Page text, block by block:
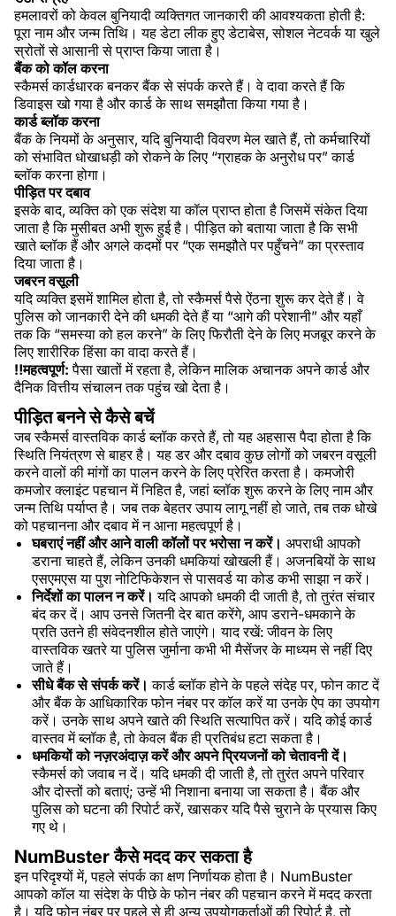
हमलावरों को केवल बुनियादी व्यक्तिगत जानकारी की आवश्यकता होती है:
पूरा नाम और जन्म तिथि। यह डेटा लीक हुए डेटाबेस, सोशल नेटवर्क या खुले
स्रोतों से आसानी से प्राप्त किया जाता है।
बैंक को कॉल करना
स्कैमर्स कार्डधारक बनकर बैंक से संपर्क करते हैं। वे दावा करते हैं कि
डिवाइस खो गया है और कार्ड के साथ समझौता किया गया है।
कार्ड ब्लॉक करना
बैंक के नियमों के अनुसार, यदि बुनियादी विवरण मेल खाते हैं, तो कर्मचारियों
को संभावित धोखाधड़ी को रोकने के लिए “ग्राहक के अनुरोध पर” कार्ड
ब्लॉक करना होगा।
पीड़ित पर दबाव
इसके बाद, व्यक्ति को एक संदेश या कॉल प्राप्त होता है जिसमें संकेत दिया
जाता है कि मुसीबत अभी शुरू हुई है। पीड़ित को बताया जाता है कि सभी
खाते ब्लॉक हैं और अगले कदमों पर “एक समझौते पर पहुँचने” का प्रस्ताव
दिया जाता है।
जबरन वसूली
यदि व्यक्ति इसमें शामिल होता है, तो स्कैमर्स पैसे ऐंठना शुरू कर देते हैं। वे
पुलिस को जानकारी देने की धमकी देते हैं या “आगे की परेशानी” और यहाँ
तक कि “समस्या को हल करने” के लिए फिरौती देने के लिए मजबूर करने के
लिए शारीरिक हिंसा का वादा करते हैं।
‼️महत्वपूर्ण: पैसा खातों में रहता है, लेकिन मालिक अचानक अपने कार्ड और
दैनिक वित्तीय संचालन तक पहुंच खो देता है।
पीड़ित बनने से कैसे बचें
जब स्कैमर्स वास्तविक कार्ड ब्लॉक करते हैं, तो यह अहसास पैदा होता है कि
स्थिति नियंत्रण से बाहर है। यह डर और दबाव कुछ लोगों को जबरन वसूली
करने वालों की मांगों का पालन करने के लिए प्रेरित करता है। कमजोरी
कमजोर क्लाइंट पहचान में निहित है, जहां ब्लॉक शुरू करने के लिए नाम और
जन्म तिथि पर्याप्त है। जब तक बेहतर उपाय लागू नहीं हो जाते, तब तक धोखे
को पहचानना और दबाव में न आना महत्वपूर्ण है।
घबराएं नहीं और आने वाली कॉलों पर भरोसा न करें। अपराधी आपको
डराना चाहते हैं, लेकिन उनकी धमकियां खोखली हैं। अजनबियों के साथ
एसएमएस या पुश नोटिफिकेशन से पासवर्ड या कोड कभी साझा न करें।
निर्देशों का पालन न करें। यदि आपको धमकी दी जाती है, तो तुरंत संचार
बंद कर दें। आप उनसे जितनी देर बात करेंगे, आप डराने-धमकाने के
प्रति उतने ही संवेदनशील होते जाएंगे। याद रखें: जीवन के लिए
वास्तविक खतरे या पुलिस जुर्माना कभी भी मैसेंजर के माध्यम से नहीं दिए
जाते हैं।
सीधे बैंक से संपर्क करें। कार्ड ब्लॉक होने के पहले संदेह पर, फोन काट दें
और बैंक के आधिकारिक फोन नंबर पर कॉल करें या उनके ऐप का उपयोग
करें। उनके साथ अपने खाते की स्थिति सत्यापित करें। यदि कोई कार्ड
वास्तव में ब्लॉक है, तो केवल बैंक ही प्रतिबंध हटा सकता है।
धमकियों को नज़रअंदाज़ करें और अपने प्रियजनों को चेतावनी दें।
स्कैमर्स को जवाब न दें। यदि धमकी दी जाती है, तो तुरंत अपने परिवार
और दोस्तों को बताएं; उन्हें भी निशाना बनाया जा सकता है। बैंक और
पुलिस को घटना की रिपोर्ट करें, खासकर यदि पैसे चुराने के प्रयास किए
गए थे।
NumBuster कैसे मदद कर सकता है
इन परिदृश्यों में, पहले संपर्क का क्षण निर्णायक होता है। NumBuster
आपको कॉल या संदेश के पीछे के फोन नंबर की पहचान करने में मदद करता
है। यदि फोन नंबर पर पहले से ही अन्य उपयोगकर्ताओं की रिपोर्ट है, तो